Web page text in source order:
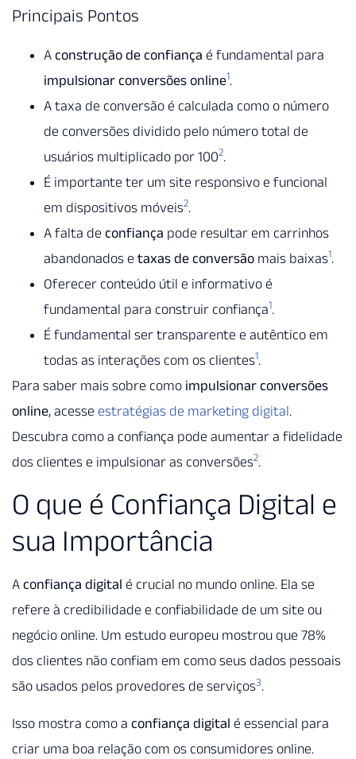
Principais Pontos
A construção de confiança é fundamental para
impulsionar conversões online1.
A taxa de conversão é calculada como o número
de conversões dividido pelo número total de
usuários multiplicado por 1002.
É importante ter um site responsivo e funcional
em dispositivos móveis2.
A falta de confiança pode resultar em carrinhos
abandonados e taxas de conversão mais baixas1.
Oferecer conteúdo útil e informativo é
fundamental para construir confiança1.
É fundamental ser transparente e autêntico em
todas as interações com os clientes1.
Para saber mais sobre como impulsionar conversões
online, acesse estratégias de marketing digital.
Descubra como a confiança pode aumentar a fidelidade
dos clientes e impulsionar as conversões2.
O que é Confiança Digital e
sua Importância
A confiança digital é crucial no mundo online. Ela se
refere à credibilidade e confiabilidade de um site ou
negócio online. Um estudo europeu mostrou que 78%
dos clientes não confiam em como seus dados pessoais
são usados pelos provedores de serviços3.
Isso mostra como a confiança digital é essencial para
criar uma boa relação com os consumidores online.